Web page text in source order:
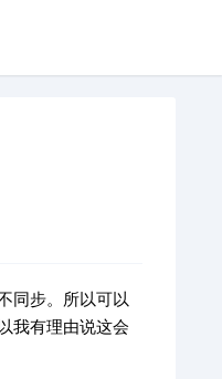
同步。所以可以
我有理由说这会